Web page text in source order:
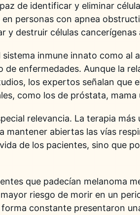
de identificar y eliminar
personas con apnea
y destruir células cancerígenas
inmune innato como al
enfermedades. Aunque la
los expertos señalan que
como los de próstata, mama
relevancia. La terapia más
mantener abiertas las vías
de los pacientes, sino que
que padecían melanoma
riesgo de morir en un
forma constante presentaron